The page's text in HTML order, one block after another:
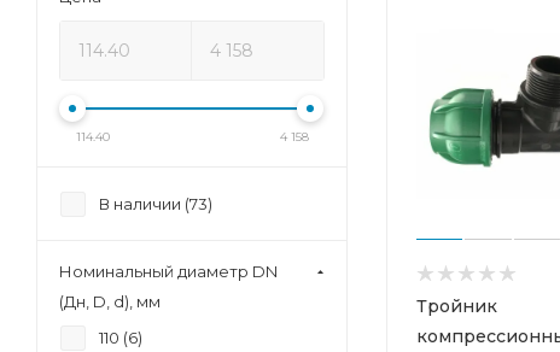
Тройник
114.40 4 158
В наличии (73)
Номинальный диаметр DN
(Дн, D, d), мм
110 (6)